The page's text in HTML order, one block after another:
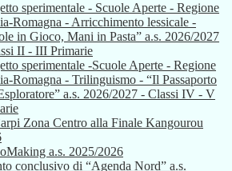
sperimentale - Scuole Aperte - Regione
Romagna - Arricchimento lessicale -
in Gioco, Mani in Pasta” a.s. 2026/2027
II - III Primarie
sperimentale -Scuole Aperte - Regione
Romagna - Trilinguismo - “Il Passaporto
a.s. 2026/2027 - Classi IV - V
Zona Centro alla Finale Kangourou
a.s. 2025/2026
conclusivo di “Agenda Nord” a.s.